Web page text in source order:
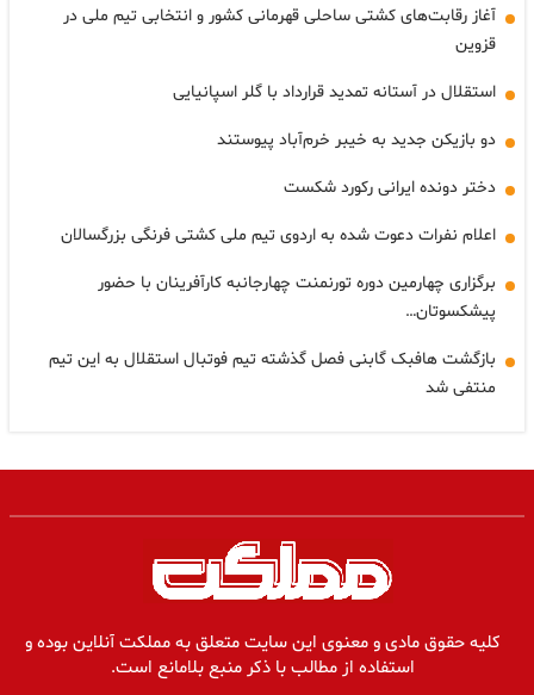
آغاز رقابت‌های کشتی ساحلی قهرمانی کشور و انتخابی تیم ملی در
قزوین
استقلال در آستانه تمدید قرارداد با گلر اسپانیایی
دو بازیکن جدید به خیبر خرم‌آباد پیوستند
دختر دونده ایرانی رکورد شکست
اعلام نفرات دعوت شده به اردوی تیم ملی کشتی فرنگی بزرگسالان
برگزاری چهارمین دوره تورنمنت چهارجانبه کارآفرینان با حضور
پیشکسوتان…
بازگشت هافبک گابنی فصل گذشته تیم فوتبال استقلال به این تیم
منتفی شد
کلیه حقوق مادی و معنوی این سایت متعلق به مملکت آنلاین بوده و
استفاده از مطالب با ذکر منبع بلامانع است.